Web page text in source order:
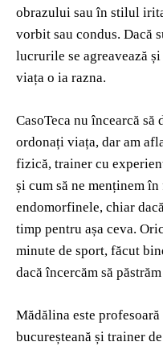
obrazului sau în stilul
vorbit sau condus. Dacă
lucrurile se agreavează
viața o ia razna.
CasoTeca nu încearcă să
ordonați viața, dar am
fizică, trainer cu
și cum să ne menținem
endomorfinele, chiar
timp pentru așa ceva.
minute de sport, făcut
dacă încercăm să
Mădălina este
bucureșteană și trainer